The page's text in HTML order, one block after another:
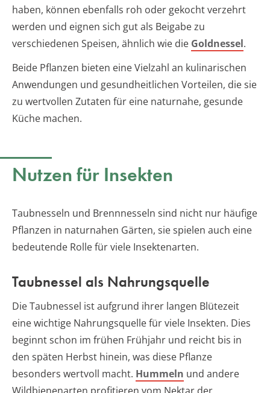
haben, können ebenfalls roh oder gekocht verzehrt
werden und eignen sich gut als Beigabe zu
verschiedenen Speisen, ähnlich wie die Goldnessel.
Beide Pflanzen bieten eine Vielzahl an kulinarischen
Anwendungen und gesundheitlichen Vorteilen, die sie
zu wertvollen Zutaten für eine naturnahe, gesunde
Küche machen.
Nutzen für Insekten
Taubnesseln und Brennnesseln sind nicht nur häufige
Pflanzen in naturnahen Gärten, sie spielen auch eine
bedeutende Rolle für viele Insektenarten.
Taubnessel als Nahrungsquelle
Die Taubnessel ist aufgrund ihrer langen Blütezeit
eine wichtige Nahrungsquelle für viele Insekten. Dies
beginnt schon im frühen Frühjahr und reicht bis in
den späten Herbst hinein, was diese Pflanze
besonders wertvoll macht. Hummeln und andere